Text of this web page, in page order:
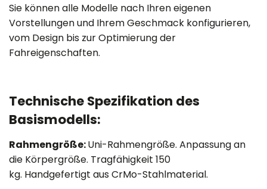
Sie können alle Modelle nach Ihren eigenen
Vorstellungen und Ihrem Geschmack konfigurieren,
vom Design bis zur Optimierung der
Fahreigenschaften.
Technische Spezifikation des
Basismodells:
Rahmengröße:Uni-Rahmengröße. Anpassung an
die Körpergröße. Tragfähigkeit 150
kg. Handgefertigt aus CrMo-Stahlmaterial.